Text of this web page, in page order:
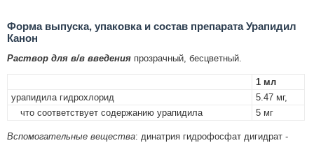
Форма выпуска, упаковка и состав препарата Урапидил
Канон
Раствор для в/в введения прозрачный, бесцветный.
1 мл
урапидила гидрохлорид
5.47 мг,
что соответствует содержанию урапидила
5 мг
Вспомогательные вещества: динатрия гидрофосфат дигидрат -